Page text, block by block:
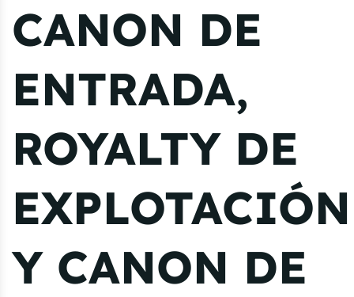
CANON DE
ENTRADA,
ROYALTY DE
EXPLOTACIÓN
Y CANON DE